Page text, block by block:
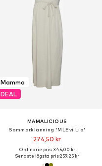
Mamma
DEAL
MAMALICIOUS
Sommarklänning 'MLEvi Lia'
274,50 kr
Ordinarie pris: 345,00 kr
Senaste lägsta pris:259,25 kr